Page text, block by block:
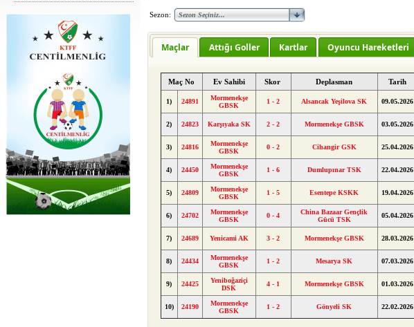
Sezon:
Maçlar Attığı Goller Kartlar Oyuncu Hareketleri
Maç No Ev Sahibi Skor Deplasman Tarih
1) 24891
Mormenekşe
GBSK
1 - 2 Alsancak Yeşilova SK 09.05.2026
2) 24823 Karşıyaka SK 2 - 2 Mormenekşe GBSK 03.05.2026
3) 24816
Mormenekşe
GBSK
0 - 2 Cihangir GSK 25.04.2026
4) 24450
Mormenekşe
GBSK
1 - 6 Dumlupınar TSK 22.04.2026
5) 24809
Mormenekşe
GBSK
1 - 5 Esentepe KSKK 19.04.2026
6) 24702
Mormenekşe
GBSK
0 - 4
China Bazaar Gençlik
Gücü TSK
05.04.2026
7) 24689 Yenicami AK 3 - 2 Mormenekşe GBSK 28.03.2026
8) 24434
Mormenekşe
GBSK
1 - 2 Mesarya SK 07.03.2026
9) 24425
Yeniboğaziçi
DSK
4 - 1 Mormenekşe GBSK 01.03.2026
10) 24190
Mormenekşe
GBSK
1 - 2 Gönyeli SK 22.02.2026